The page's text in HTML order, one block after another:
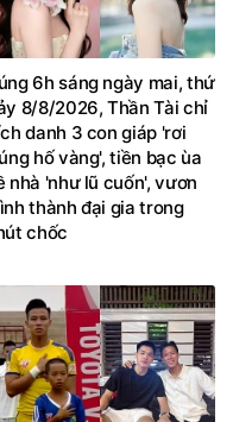
6h sáng ngày mai, thứ
8/8/2026, Thần Tài chỉ
danh 3 con giáp 'rơi
hố vàng', tiền bạc ùa
nhà 'như lũ cuốn', vươn
thành đại gia trong
chốc